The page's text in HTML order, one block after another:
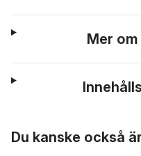
Mer
Du kanske också